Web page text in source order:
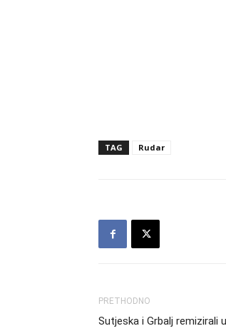
TAG Rudar
PRETHODNO
Sutjeska i Grbalj remizirali